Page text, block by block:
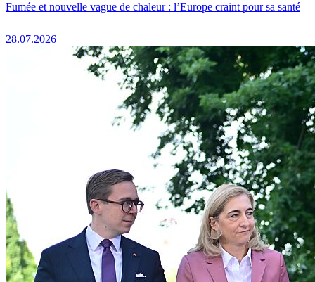
Fumée et nouvelle vague de chaleur : l’Europe craint pour sa santé
28.07.2026